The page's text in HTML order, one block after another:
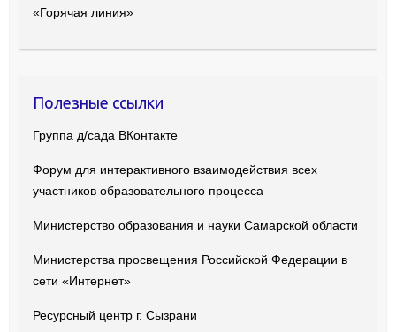
«Горячая линия»
Полезные ссылки
Группа д/сада ВКонтакте
Форум для интерактивного взаимодействия всех
участников образовательного процесса
Министерство образования и науки Самарской области
Министерства просвещения Российской Федерации в
сети «Интернет»
Ресурсный центр г. Сызрани